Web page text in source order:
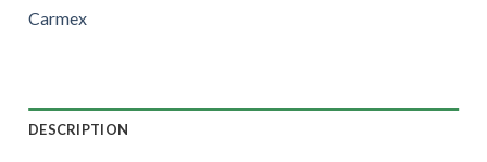
Carmex
DESCRIPTION